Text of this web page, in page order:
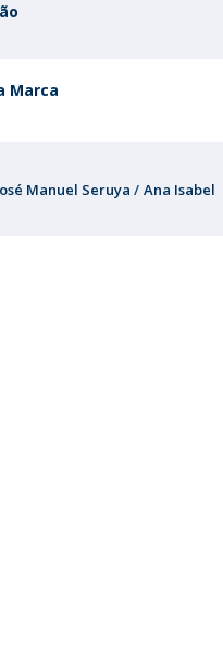
Marca
Manuel Seruya Ana Isabel